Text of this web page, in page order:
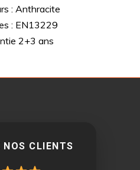
: Anthracite
: EN13229
2+3 ans
NOS CLIENTS